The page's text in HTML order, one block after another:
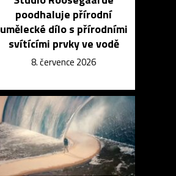
poodhaluje přírodní
umělecké dílo s přírodními
svítícími prvky ve vodě
8. července 2026